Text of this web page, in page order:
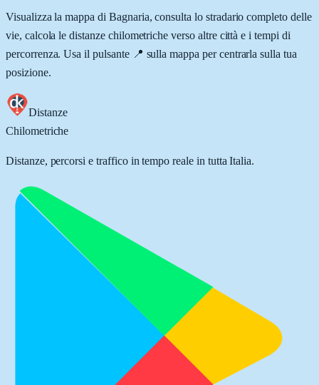
Visualizza la mappa di Bagnaria, consulta lo stradario completo delle
vie, calcola le distanze chilometriche verso altre città e i tempi di
percorrenza. Usa il pulsante 📍 sulla mappa per centrarla sulla tua
posizione.
Distanze
Chilometriche
Distanze, percorsi e traffico in tempo reale in tutta Italia.